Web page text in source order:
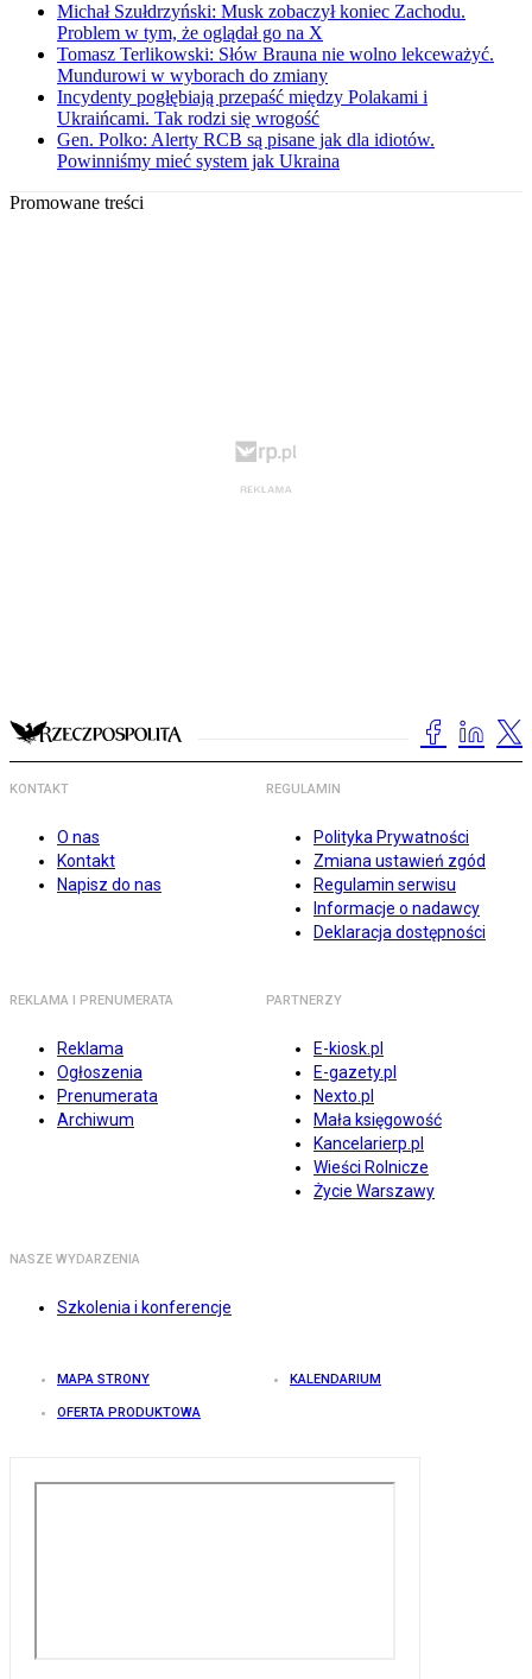
Michał Szułdrzyński: Musk zobaczył koniec Zachodu.
Problem w tym, że oglądał go na X
Tomasz Terlikowski: Słów Brauna nie wolno lekceważyć.
Mundurowi w wyborach do zmiany
Incydenty pogłębiają przepaść między Polakami i
Ukraińcami. Tak rodzi się wrogość
Gen. Polko: Alerty RCB są pisane jak dla idiotów.
Powinniśmy mieć system jak Ukraina
Promowane treści
KONTAKT
O nas
Kontakt
Napisz do nas
REGULAMIN
Polityka Prywatności
Zmiana ustawień zgód
Regulamin serwisu
Informacje o nadawcy
Deklaracja dostępności
REKLAMA I PRENUMERATA
Reklama
Ogłoszenia
Prenumerata
Archiwum
PARTNERZY
E-kiosk.pl
E-gazety.pl
Nexto.pl
Mała księgowość
Kancelarierp.pl
Wieści Rolnicze
Życie Warszawy
NASZE WYDARZENIA
Szkolenia i konferencje
MAPA STRONY KALENDARIUM
OFERTA PRODUKTOWA